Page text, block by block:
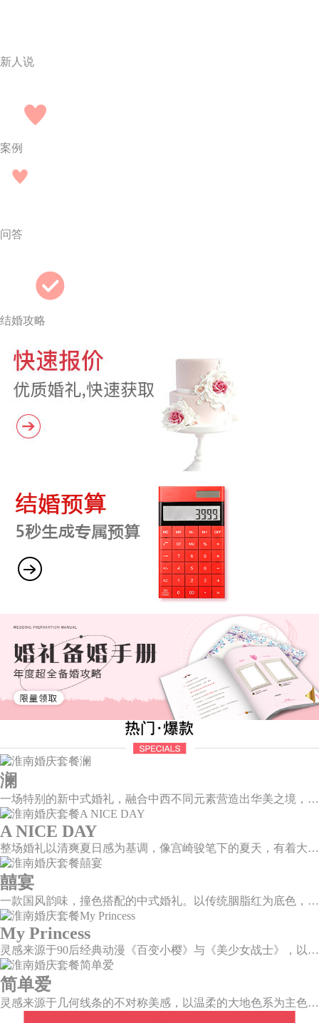
新人说
案例
问答
结婚攻略
澜
一场特别的新中式婚礼，融合中西不同元素营造出华美之境，有庄严浪漫的西式证婚，也有含蓄深情的中式感恩，从古典到现代，从前世到今生，爱，隽永铭刻。
A NICE DAY
整场婚礼以清爽夏日感为基调，像宫崎骏笔下的夏天，有着大朵大朵像棉花糖似的白云，有蔚蓝蔚蓝的天空和青绿青绿的草地，有着童话世界里干净纯洁的美好，有着日系画风下的治愈感。
囍宴
一款国风韵味，撞色搭配的中式婚礼。以传统胭脂红为底色，黛蓝色花鸟点缀其中，热情的红色和低调的古风书画色相辅相成。
My Princess
灵感来源于90后经典动漫《百变小樱》与《美少女战士》，以柔美梦幻的马卡龙色系为主色调，融合精灵萌宠与星星魔法阵等元素，为遗落凡间的公主搭建一个召唤王子的舞台。
简单爱
灵感来源于几何线条的不对称美感，以温柔的大地色系为主色调，空间上，利用几何线条进行完美切割，配以柔和色系的花艺点缀，构造了一个温馨柔和、清新复古的空间。